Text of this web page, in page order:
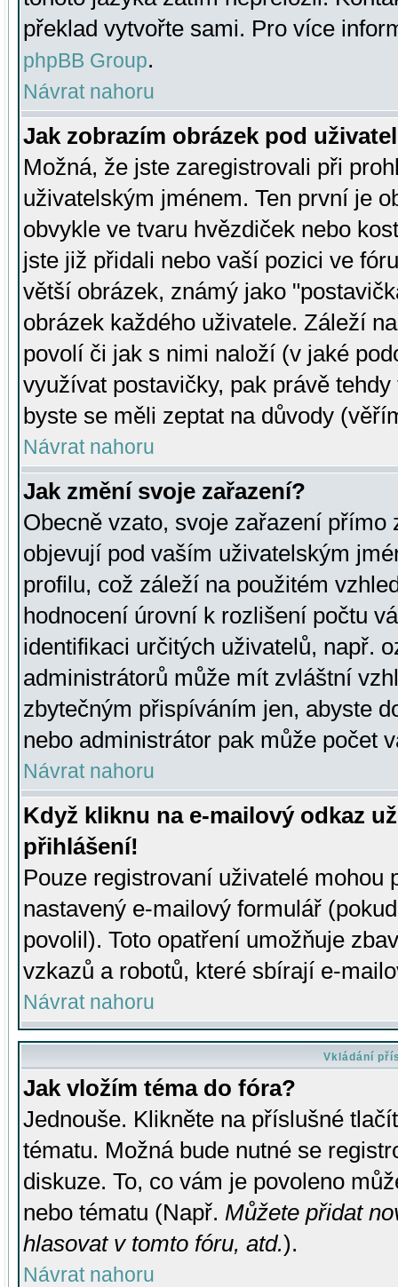
překlad vytvořte sami. Pro více
phpBB Group.
Návrat nahoru
Jak zobrazím obrázek pod
Možná, že jste zaregistrovali při
uživatelským jménem. Ten první je
obvykle ve tvaru hvězdiček nebo
jste již přidali nebo vaší pozici ve
větší obrázek, známý jako
obrázek každého uživatele. Záleží
povolí či jak s nimi naloží (v jaké
využívat postavičky, pak právě
byste se měli zeptat na důvody
Návrat nahoru
Jak změní svoje zařazení?
Obecně vzato, svoje zařazení přímo
objevují pod vaším uživatelským
profilu, což záleží na použitém
hodnocení úrovní k rozlišení počtu
identifikaci určitých uživatelů, např.
administrátorů může mít zvláštní
zbytečným přispíváním jen, abyste
nebo administrátor pak může počet
Návrat nahoru
Když kliknu na e-mailový odkaz
přihlášení!
Pouze registrovaní uživatelé mohou
nastavený e-mailový formulář
povolil). Toto opatření umožňuje
vzkazů a robotů, které sbírají e-
Návrat nahoru
Vkládání
Jak vložím téma do fóra?
Jednouše. Klikněte na příslušné
tématu. Možná bude nutné se
diskuze. To, co vám je povoleno
nebo tématu (Např. Můžete přidat
hlasovat v tomto fóru, atd.).
Návrat nahoru